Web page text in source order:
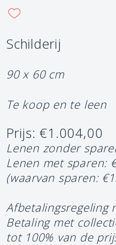
Schilderij
90 x 60 cm
Te koop en te leen
Prijs: €1.004,00
Lenen zonder
Lenen met sparen:
(waarvan sparen:
Afbetalingsregeling
Betaling met
tot 100% van de